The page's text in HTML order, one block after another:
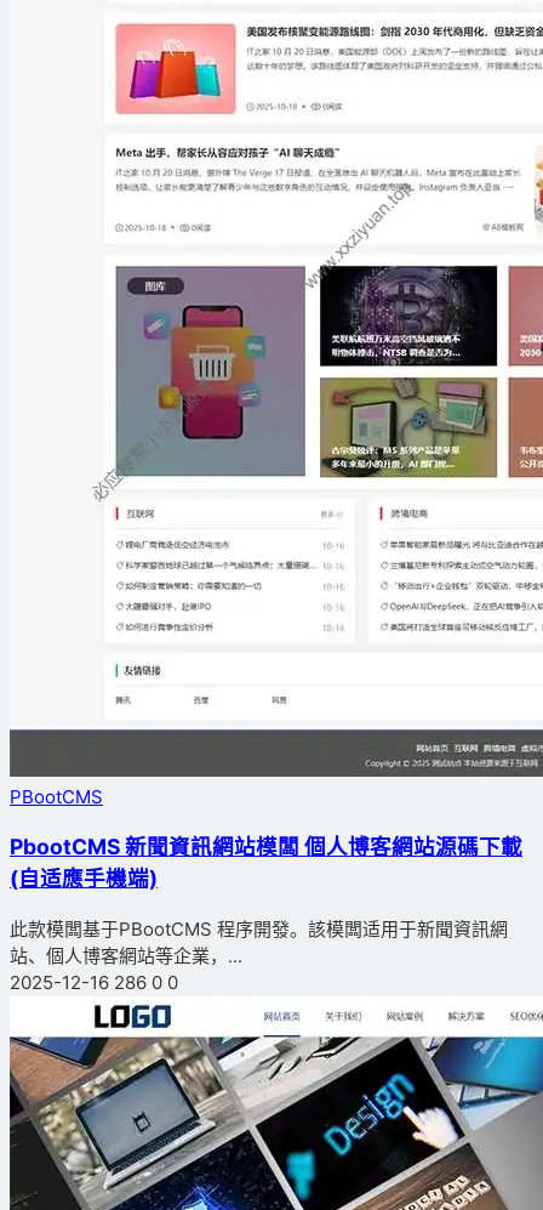
PBootCMS
PbootCMS 新聞資訊網站模闆 個人博客網站源碼下載
(自适應手機端)
此款模闆基于PBootCMS 程序開發。該模闆适用于新聞資訊網
站、個人博客網站等企業，...
2025-12-16 286 0 0